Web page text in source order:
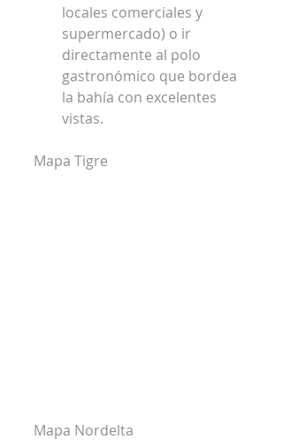
locales comerciales y
supermercado) o ir
directamente al polo
gastronómico que bordea
la bahía con excelentes
vistas.
Mapa Tigre
Mapa Nordelta